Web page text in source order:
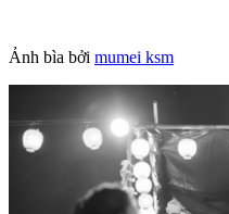
Ảnh bìa bởi mumei ksm